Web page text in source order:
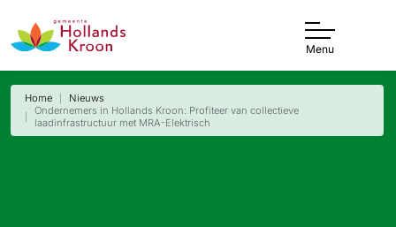
Menu
Home
Nieuws
Ondernemers in Hollands Kroon: Profiteer van collectieve
laadinfrastructuur met MRA-Elektrisch